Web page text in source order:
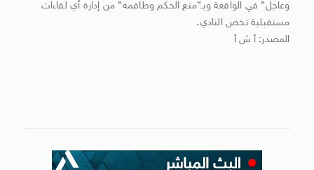
وعاجل” في الواقعة وبـ”منع الحكم وطاقمه” من إدارة أي لقاءات
مستقبلية تخص النادي.
المصدر: أ ش أ